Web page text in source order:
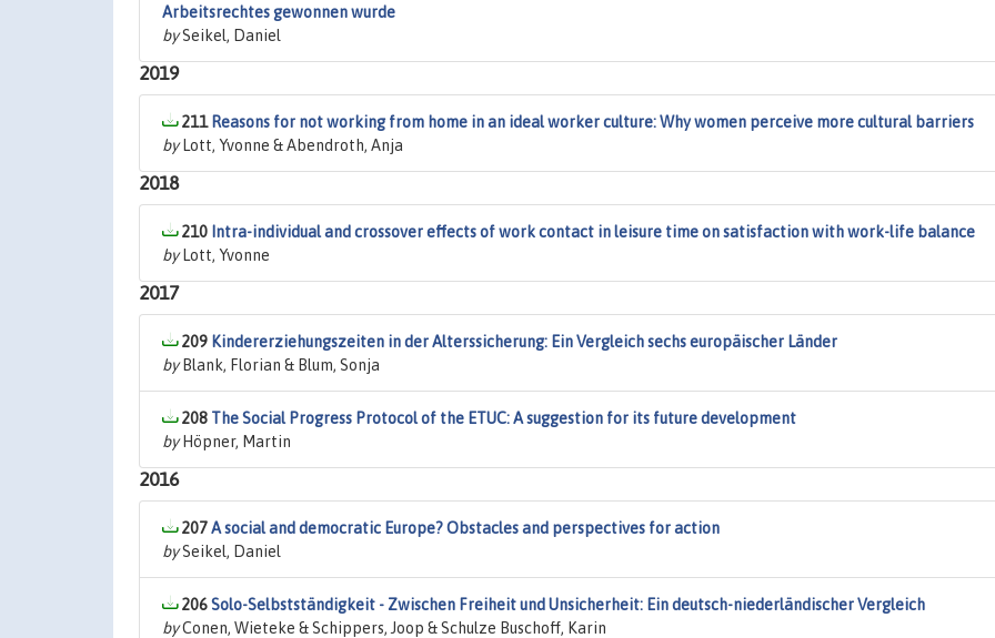
Arbeitsrechtes gewonnen wurde
bySeikel, Daniel
2019
211 Reasons for not working from home in an ideal worker culture: Why women perceive more cultural barriers
byLott, Yvonne & Abendroth, Anja
2018
210 Intra-individual and crossover effects of work contact in leisure time on satisfaction with work-life balance
byLott, Yvonne
2017
209 Kindererziehungszeiten in der Alterssicherung: Ein Vergleich sechs europäischer Länder
byBlank, Florian & Blum, Sonja
208 The Social Progress Protocol of the ETUC: A suggestion for its future development
byHöpner, Martin
2016
207A social and democratic Europe? Obstacles and perspectives for action
bySeikel, Daniel
206Solo-Selbstständigkeit - Zwischen Freiheit und Unsicherheit: Ein deutsch-niederländischer Vergleich
byConen, Wieteke & Schippers, Joop & Schulze Buschoff, Karin